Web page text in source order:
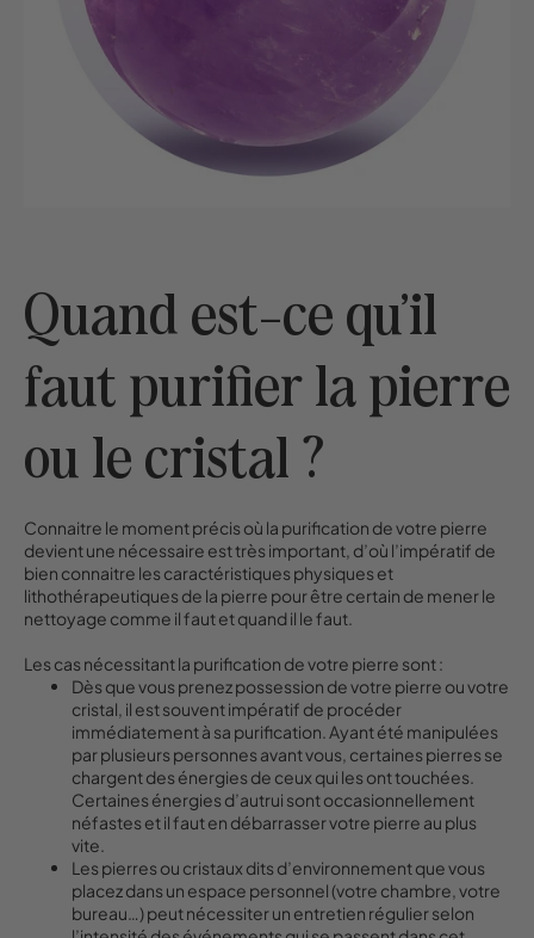
Quand est-ce qu’il
faut purifier la pierre
ou le cristal ?
Connaitre le moment précis où la purification de votre pierre
devient une nécessaire est très important, d’où l’impératif de
bien connaitre les caractéristiques physiques et
lithothérapeutiques de la pierre pour être certain de mener le
nettoyage comme il faut et quand il le faut.
Les cas nécessitant la purification de votre pierre sont :
Dès que vous prenez possession de votre pierre ou votre
cristal, il est souvent impératif de procéder
immédiatement à sa purification. Ayant été manipulées
par plusieurs personnes avant vous, certaines pierres se
chargent des énergies de ceux qui les ont touchées.
Certaines énergies d’autrui sont occasionnellement
néfastes et il faut en débarrasser votre pierre au plus
vite.
Les pierres ou cristaux dits d’environnement que vous
placez dans un espace personnel (votre chambre, votre
bureau…) peut nécessiter un entretien régulier selon